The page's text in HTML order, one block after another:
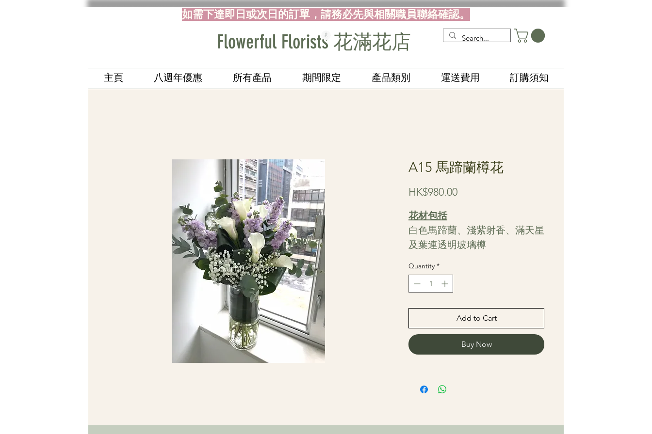
如需下達即日或次日的訂單，請務必先與相關職員聯絡確認。
Flowerful Florists 花滿花店
主頁 八週年優惠 所有產品 期間限定 產品類別 運送費用 訂購須知
A15 馬蹄蘭樽花
HK$980.00Price
花材包括
白色馬蹄蘭、淺紫射香、滿天星
及葉連透明玻璃樽
Quantity *
Add to Cart
Buy Now